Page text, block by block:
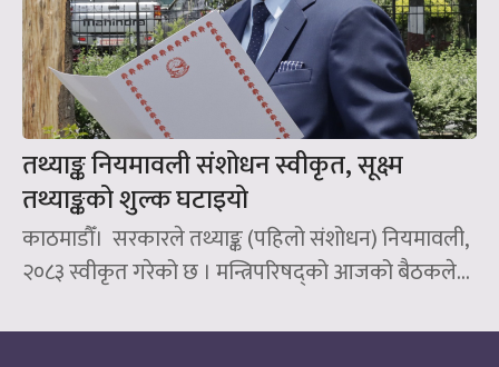
तथ्याङ्क नियमावली संशोधन स्वीकृत, सूक्ष्म
तथ्याङ्कको शुल्क घटाइयो
काठमाडौँ। सरकारले तथ्याङ्क (पहिलो संशोधन) नियमावली,
२०८३ स्वीकृत गरेको छ । मन्त्रिपरिषद्को आजको बैठकले...